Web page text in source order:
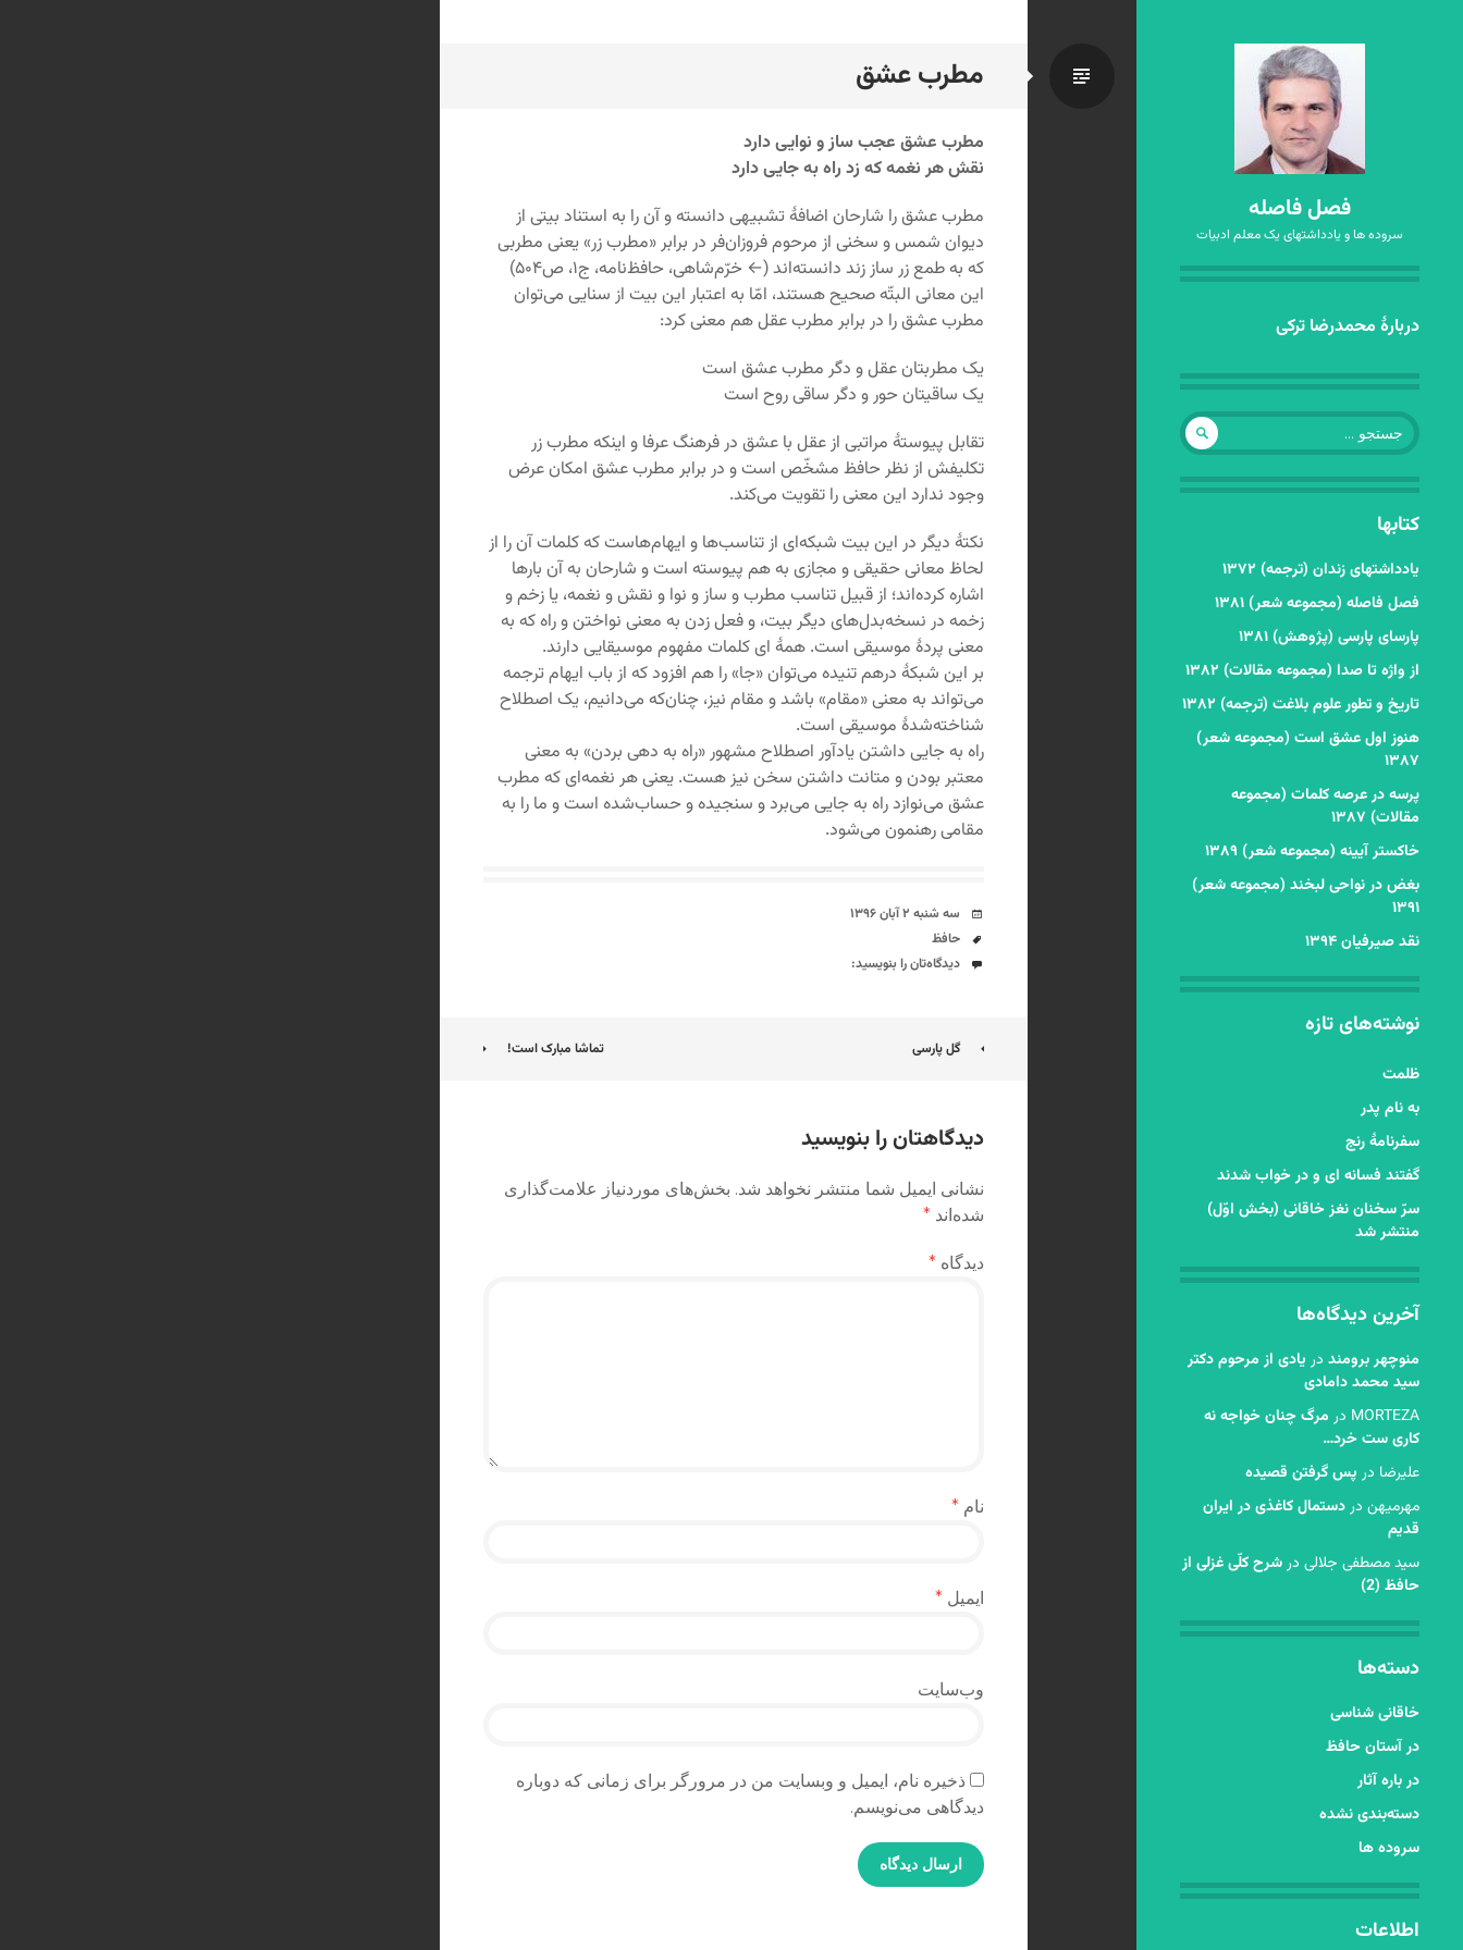
فصل فاصله
سروده ها و یادداشتهای یک معلم ادبیات
رفتن
نوشته‌ها
دربارهٔ محمدرضا ترکی
جستجو
برای:
کتابها
یادداشتهای زندان (ترجمه) ۱۳۷۲
فصل فاصله (مجموعه شعر) ۱۳۸۱
پارسای پارسی (پژوهش) ۱۳۸۱
از واژه تا صدا (مجموعه مقالات) ۱۳۸۲
تاریخ و تطور علوم بلاغت (ترجمه) ۱۳۸۲
هنوز اول عشق است (مجموعه شعر)
۱۳۸۷
پرسه در عرصه کلمات (مجموعه
مقالات) ۱۳۸۷
خاکستر آیینه (مجموعه شعر) ۱۳۸۹
بغض در نواحی لبخند (مجموعه شعر)
۱۳۹۱
نقد صیرفیان ۱۳۹۴
نوشته‌های تازه
ظلمت
به نام پدر
سفرنامۀ رنج
گفتند فسانه ای و در خواب شدند
سرّ سخنان نغز خاقانی (بخش اوّل)
منتشر شد
آخرین دیدگاه‌ها
منوچهر برومند در یادی از مرحوم دکتر
سید محمد دامادی
MORTEZA در مرگ چنان خواجه نه
کاری ست خرد…
عليرضا در پس گرفتن قصیده
مهرمیهن دردستمال کاغذی در ایران
قدیم
سید مصطفی جلالی درشرح کلّی غزلی از
حافظ (2)
دسته‌ها
خاقانی شناسی
در آستان حافظ
در باره آثار
دسته‌بندی نشده
سروده ها
اطلاعات
مطرب عشقاستاندارد
مطرب عشق عجب ساز و نوایی دارد
نقش هر نغمه که زد راه به جایی دارد
مطرب عشق را شارحان اضافۀ تشبیهی دانسته و آن را به استناد بیتی از
دیوان شمس و سخنی از مرحوم فروزان‌فر در برابر «مطرب زر» یعنی مطربی
که به طمع زر ساز زند دانسته‌اند (← خرّم‌شاهی، حافظ‌نامه، ج۱، ص۵۰۴)
این معانی البتّه صحیح هستند، امّا به اعتبار این بیت از سنایی می‌توان
مطرب عشق را در برابر مطرب عقل هم معنی کرد:
یک مطربتان عقل و دگر مطرب عشق است
یک ساقیتان حور و دگر ساقی روح است
تقابل پیوستۀ مراتبی از عقل با عشق در فرهنگ عرفا و اینکه مطرب زر
تکلیفش از نظر حافظ مشخّص است و در برابر مطرب عشق امکان عرض
وجود ندارد این معنی را تقویت می‌کند.
نکتۀ دیگر در این بیت شبکه‌ای از تناسب‌ها و ایهام‌هاست که کلمات آن را از
لحاظ معانی حقیقی و مجازی به هم پیوسته است و شارحان به آن بارها
اشاره کرده‌اند؛ از قبیل تناسب مطرب و ساز و نوا و نقش و نغمه، یا زخم و
زخمه در نسخه‌بدل‌های دیگر بیت، و فعل زدن به معنی نواختن و راه که به
معنی پردۀ موسیقی است. همۀ ای کلمات مفهوم موسیقایی دارند.
بر این شبکۀ درهم تنیده می‌توان «جا» را هم افزود که از باب ایهام ترجمه
می‌تواند به معنی «مقام» باشد و مقام نیز، چنان‌که می‌دانیم، یک اصطلاح
شناخته‌شدۀ موسیقی است.
راه به جایی داشتن یادآور اصطلاح مشهور «راه به دهی بردن» به معنی
معتبر بودن و متانت داشتن سخن نیز هست. یعنی هر نغمه‌ای که مطرب
عشق می‌نوازد راه به جایی می‌برد و سنجیده و حساب‌شده است و ما را به
مقامی رهنمون می‌شود.
تاریخ
سه شنبه ۲ آبان ۱۳۹۶
برچسب‌ها
حافظ
دیدگاه‌ها
دیدگاه‌تان را بنویسید:
ناوبری
گل پارسی تماشا مبارک است!
دیدگاهتان را بنویسید
نشانی ایمیل شما منتشر نخواهد شد. بخش‌های موردنیاز علامت‌گذاری
شده‌اند *
دیدگاه *
نام *
ایمیل *
وب‌سایت
ذخیره نام، ایمیل و وبسایت من در مرورگر برای زمانی که دوباره
دیدگاهی می‌نویسم.